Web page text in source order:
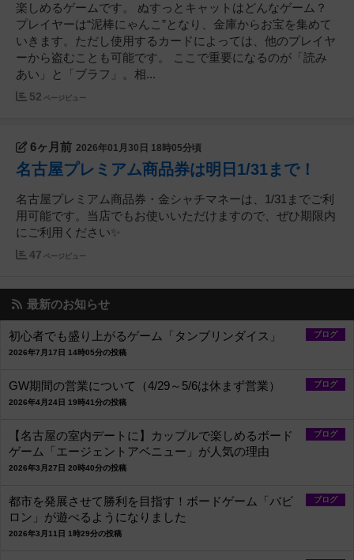
楽しめるゲームです。 ぬすっとキャットはどんなゲーム？
プレイヤーは“泥棒にゃんこ”となり、金庫からお宝を集めて
いきます。ただし使用するカードによっては、他のプレイヤ
ーから盗むことも可能です。 ここで重要になるのが「読み
あい」と「ブラフ」。相...
52 ページビュー
6ヶ月前 2026年01月30日 18時05分頃
名古屋プレミアム商品券は明日1/31まで！
名古屋プレミアム商品券・金シャチマネーは、1/31までご利
用可能です。当店でもお使いいただけますので、ぜひ期限内
にご利用ください✨
47 ページビュー
最新のお知らせ
ブログ
初心者でも盛り上がるゲーム「タンブリンダイス」
2026年7月17日 14時05分の投稿
ブログ
GW期間の営業について（4/29～5/6は休まず営業）
2026年4月24日 19時41分の投稿
ブログ
【名古屋の室内デートに】カップルで楽しめるボード
ゲーム「エージェントアベニュー」が人気の理由
2026年3月27日 20時40分の投稿
ブログ
都市を発展させて勝利を目指す！ボードゲーム「バビ
ロン」が遊べるようになりました
2026年3月11日 1時29分の投稿